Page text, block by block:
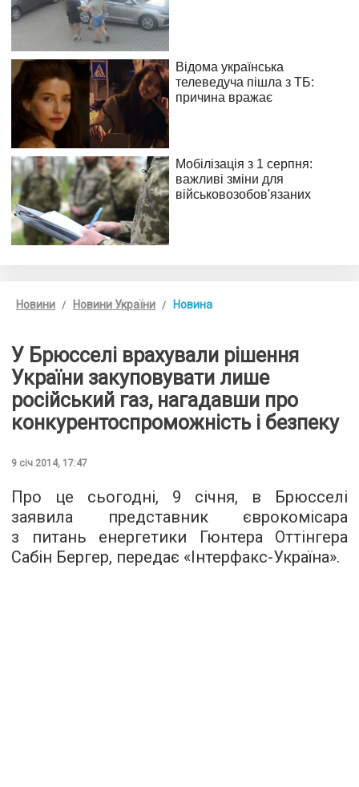
Новини Новини України Новина
У Брюсселі врахували рішення
України закуповувати лише
російський газ, нагадавши про
конкурентоспроможність і безпеку
9 січ 2014, 17:47
Про це сьогодні, 9 січня, в Брюсселі
заявила представник єврокомісара
з питань енергетики Гюнтера Оттінгера
Сабін Бергер, передає «Інтерфакс-Україна».